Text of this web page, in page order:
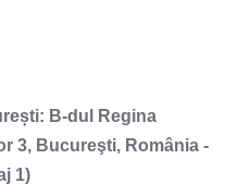
B-dul Regina
3, Bucureşti, România -
1)